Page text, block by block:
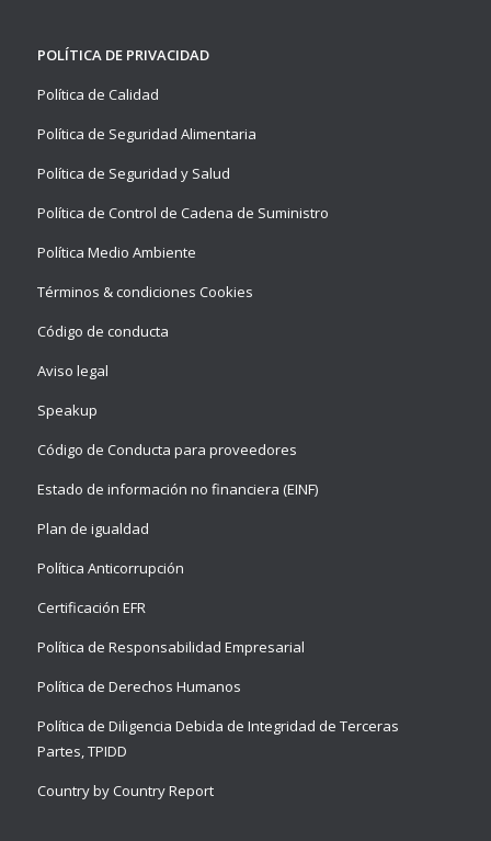
POLÍTICA DE PRIVACIDAD
Política de Calidad
Política de Seguridad Alimentaria
Política de Seguridad y Salud
Política de Control de Cadena de Suministro
Política Medio Ambiente
Términos & condiciones Cookies
Código de conducta
Aviso legal
Speakup
Código de Conducta para proveedores
Estado de información no financiera (EINF)
Plan de igualdad
Política Anticorrupción
Certificación EFR
Política de Responsabilidad Empresarial
Política de Derechos Humanos
Política de Diligencia Debida de Integridad de Terceras
Partes, TPIDD
Country by Country Report